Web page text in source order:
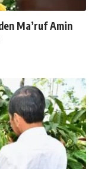
Ma’ruf Amin